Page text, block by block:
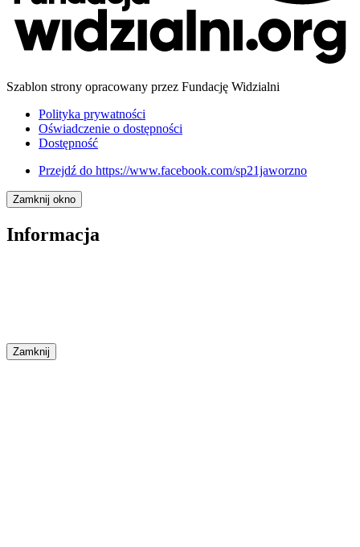
Szablon strony opracowany przez Fundację Widzialni
Polityka prywatności
Oświadczenie o dostępności
Dostępność
Przejdź do https://www.facebook.com/sp21jaworzno
Zamknij okno
Informacja
Zamknij